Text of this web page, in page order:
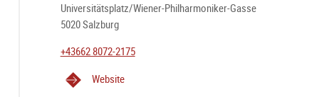
Universitätsplatz/Wiener-Philharmoniker-Gasse
5020 Salzburg
+43662 8072-2175
Website